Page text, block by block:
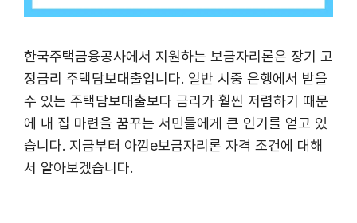
한국주택금융공사에서 지원하는 보금자리론은 장기 고
정금리 주택담보대출입니다. 일반 시중 은행에서 받을
수 있는 주택담보대출보다 금리가 훨씬 저렴하기 때문
에 내 집 마련을 꿈꾸는 서민들에게 큰 인기를 얻고 있
습니다. 지금부터 아낌e보금자리론 자격 조건에 대해
서 알아보겠습니다.